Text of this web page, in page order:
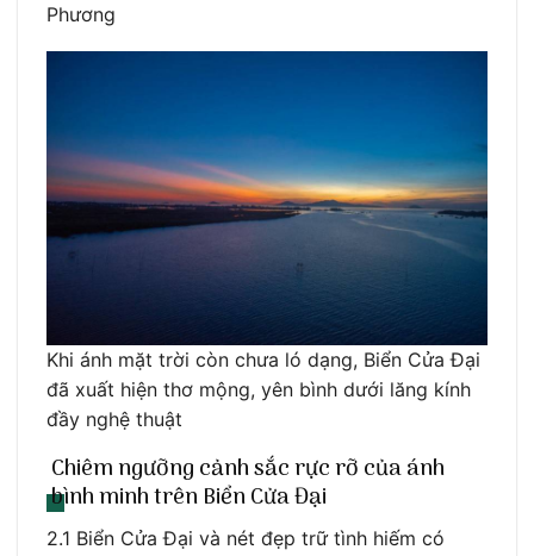
Phương
Khi ánh mặt trời còn chưa ló dạng, Biển Cửa Đại
đã xuất hiện thơ mộng, yên bình dưới lăng kính
đầy nghệ thuật
Chiêm ngưỡng cảnh sắc rực rỡ của ánh
bình minh trên Biển Cửa Đại
2.1 Biển Cửa Đại và nét đẹp trữ tình hiếm có